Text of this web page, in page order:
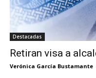
Destacadas
Retiran visa a
Verónica García Bustamante